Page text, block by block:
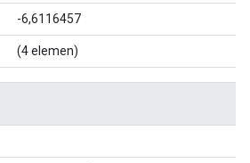
-6,6116457
(4 elemen)